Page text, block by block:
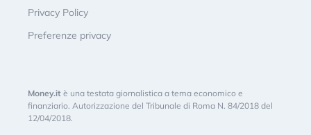
Privacy Policy
Preferenze privacy
Money.it è una testata giornalistica a tema economico e
finanziario. Autorizzazione del Tribunale di Roma N. 84/2018 del
12/04/2018.